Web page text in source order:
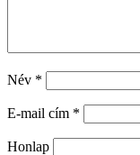
Név *
E-mail cím *
Honlap